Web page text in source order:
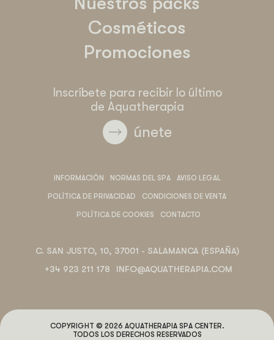
Cosméticos
Promociones
Inscríbete para recibir lo último
de Aquatherapia
únete
INFORMACIÓN NORMAS DEL SPA AVISO LEGAL
POLÍTICA DE PRIVACIDAD CONDICIONES DE VENTA
POLÍTICA DE COOKIES CONTACTO
C. SAN JUSTO, 10, 37001 - SALAMANCA (ESPAÑA)
+34 923 211 178
INFO@AQUATHERAPIA.COM
COPYRIGHT © 2026 AQUATHERAPIA SPA CENTER.
TODOS LOS DERECHOS RESERVADOS